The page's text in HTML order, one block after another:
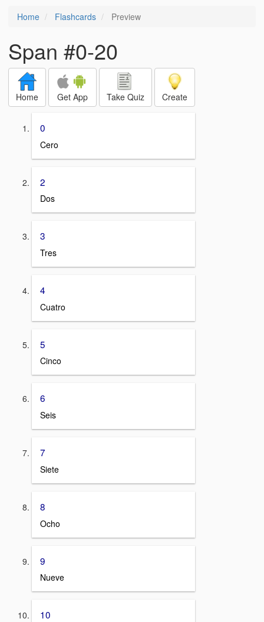
Home Flashcards Preview
Span #0-20
Home Get App Take Quiz Create
0
Cero
2
Dos
3
Tres
4
Cuatro
5
Cinco
6
Seis
7
Siete
8
Ocho
9
Nueve
10